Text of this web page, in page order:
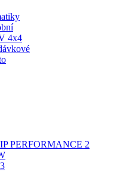
4x4
PERFORMANCE 2